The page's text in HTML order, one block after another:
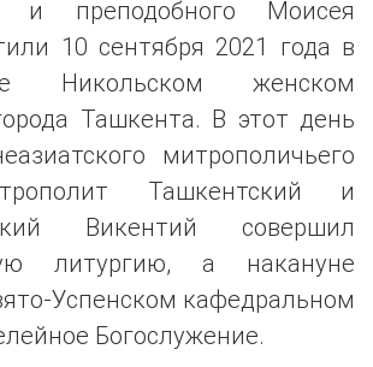
и преподобного Моисея
10 сентября 2021 года в
Никольском женском
Ташкента. В этот день
митрополичьего
Ташкентский и
Викентий совершил
литургию, а накануне
Успенском кафедральном
Богослужение.